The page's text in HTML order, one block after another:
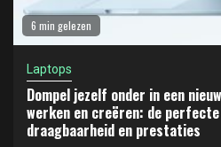
6 min gelezen
Laptops
Dompel jezelf onder in een
werken en creëren: de
draagbaarheid en prestaties